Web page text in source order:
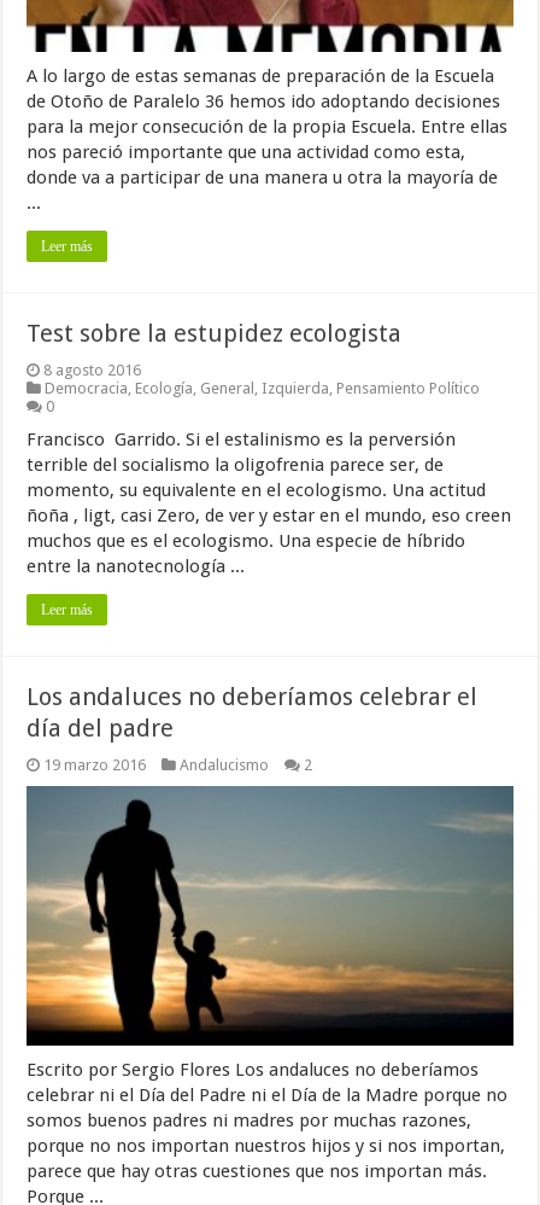
A lo largo de estas semanas de preparación de la Escuela
de Otoño de Paralelo 36 hemos ido adoptando decisiones
para la mejor consecución de la propia Escuela. Entre ellas
nos pareció importante que una actividad como esta,
donde va a participar de una manera u otra la mayoría de
...
Leer más
Test sobre la estupidez ecologista
8 agosto 2016
Democracia, Ecología, General , Izquierda, Pensamiento Político
0
Francisco Garrido. Si el estalinismo es la perversión
terrible del socialismo la oligofrenia parece ser, de
momento, su equivalente en el ecologismo. Una actitud
ñoña , ligt, casi Zero, de ver y estar en el mundo, eso creen
muchos que es el ecologismo. Una especie de híbrido
entre la nanotecnología ...
Leer más
Los andaluces no deberíamos celebrar el
día del padre
19 marzo 2016 Andalucismo 2
Escrito por Sergio Flores Los andaluces no deberíamos
celebrar ni el Día del Padre ni el Día de la Madre porque no
somos buenos padres ni madres por muchas razones,
porque no nos importan nuestros hijos y si nos importan,
parece que hay otras cuestiones que nos importan más.
Porque ...